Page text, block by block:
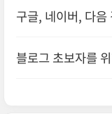
구글, 네이버, 다음
블로그 초보자를